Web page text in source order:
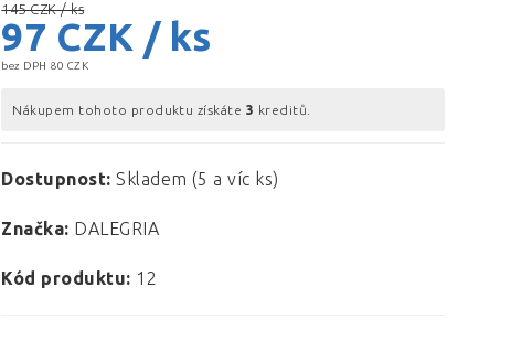
145 CZK / ks
97 CZK / ks
bez DPH 80 CZK
Nákupem tohoto produktu získáte 3 kreditů.
Dostupnost: Skladem (5 a víc ks)
Značka: DALEGRIA
Kód produktu: 12